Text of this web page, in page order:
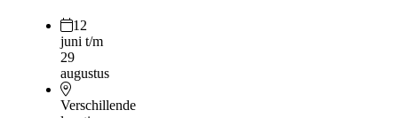
12
juni t/m
29
augustus
Verschillende